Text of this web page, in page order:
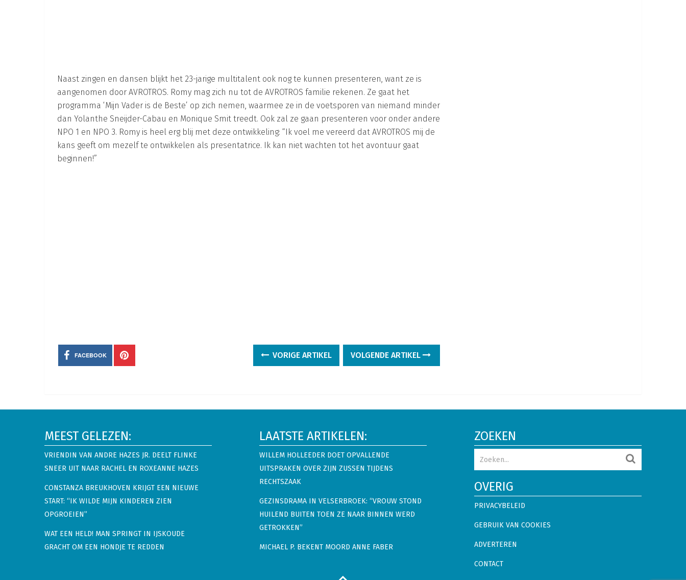
Naast zingen en dansen blijkt het 23-jarige multitalent ook nog te kunnen presenteren, want ze is
aangenomen door AVROTROS. Romy mag zich nu tot de AVROTROS familie rekenen. Ze gaat het
programma ‘Mijn Vader is de Beste’ op zich nemen, waarmee ze in de voetsporen van niemand minder
dan Yolanthe Sneijder-Cabau en Monique Smit treedt. Ook zal ze gaan presenteren voor onder andere
NPO 1 en NPO 3. Romy is heel erg blij met deze ontwikkeling: “Ik voel me vereerd dat AVROTROS mij de
kans geeft om mezelf te ontwikkelen als presentatrice. Ik kan niet wachten tot het avontuur gaat
beginnen!”
FACEBOOK VORIGE ARTIKEL VOLGENDE ARTIKEL
MEEST GELEZEN:
VRIENDIN VAN ANDRE HAZES JR. DEELT FLINKE
SNEER UIT NAAR RACHEL EN ROXEANNE HAZES
CONSTANZA BREUKHOVEN KRIJGT EEN NIEUWE
START: “IK WILDE MIJN KINDEREN ZIEN
OPGROEIEN”
WAT EEN HELD! MAN SPRINGT IN IJSKOUDE
GRACHT OM EEN HONDJE TE REDDEN
LAATSTE ARTIKELEN:
WILLEM HOLLEEDER DOET OPVALLENDE
UITSPRAKEN OVER ZIJN ZUSSEN TIJDENS
RECHTSZAAK
GEZINSDRAMA IN VELSERBROEK: “VROUW STOND
HUILEND BUITEN TOEN ZE NAAR BINNEN WERD
GETROKKEN”
MICHAEL P. BEKENT MOORD ANNE FABER
ZOEKEN
OVERIG
PRIVACYBELEID
GEBRUIK VAN COOKIES
ADVERTEREN
CONTACT